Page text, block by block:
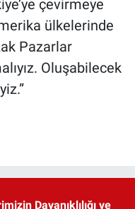
çevirmeye
ülkelerinde
Pazarlar
Oluşabilecek
Dayanıklılığı ve